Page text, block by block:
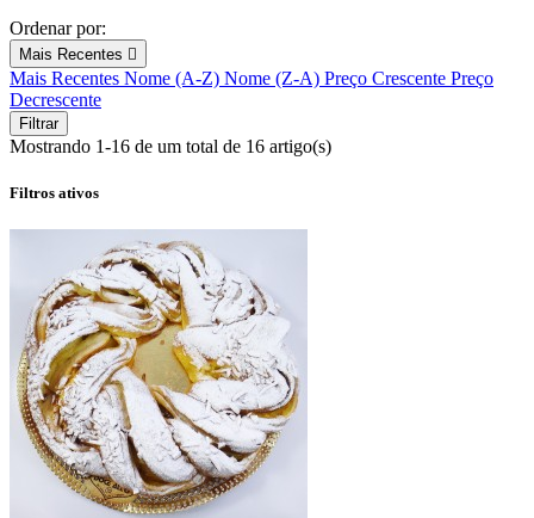
Ordenar por:
Mais Recentes 
Mais Recentes Nome (A-Z) Nome (Z-A) Preço Crescente Preço
Decrescente
Filtrar
Mostrando 1-16 de um total de 16 artigo(s)
Filtros ativos